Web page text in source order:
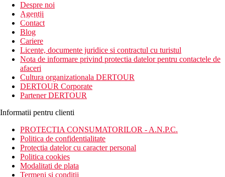
newsletter!
Despre noi
Agentii
Contact
Blog
Cariere
Licente, documente juridice si contractul cu turistul
Nota de informare privind protectia datelor pentru contactele de
afaceri
Cultura organizationala DERTOUR
DERTOUR Corporate
Partener DERTOUR
Informatii pentru clienti
PROTECTIA CONSUMATORILOR - A.N.P.C.
Politica de confidentialitate
Protectia datelor cu caracter personal
Politica cookies
Modalitati de plata
Termeni si conditii